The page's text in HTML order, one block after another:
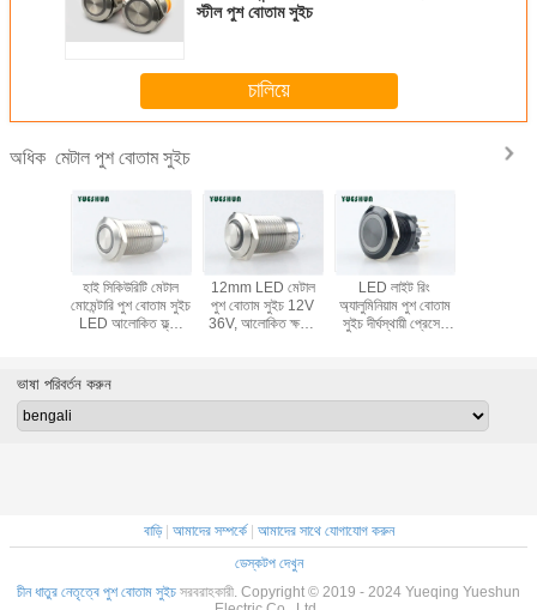
স্টীল পুশ বোতাম সুইচ
চালিয়ে
অধিক মেটাল পুশ বোতাম সুইচ
হাই সিকিউরিটি মেটাল
মোমেন্টারি পুশ বোতাম সুইচ
LED আলোকিত ফ্ল্যাট
12mm LED মেটাল
পুশ বোতাম সুইচ 12V
36V, আলোকিত ক্ষণিক
LED লাইট রিং
অ্যালুমিনিয়াম পুশ বোতাম
সুইচ দীর্ঘস্থায়ী প্রেসের
ভাষা পরিবর্তন করুন
বাড়ি| আমাদের সম্পর্কে| আমাদের সাথে যোগাযোগ করুন
ডেস্কটপ দেখুন
চীন ধাতুর নেতৃত্বে পুশ বোতাম সুইচ সরবরাহকারী. Copyright © 2019 - 2024 Yueqing Yueshun